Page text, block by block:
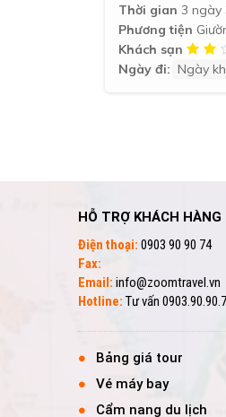
Thời gian 3 ngày
Phương tiện
Khách sạn
Ngày đi:
HỖ TRỢ KHÁCH HÀNG
Điện thoại: 0903 90 90 74
Fax:
Email: info@zoomtravel.vn
Hotline: Tư vấn
Bảng giá tour
Vé máy bay
Cẩm nang du lịch